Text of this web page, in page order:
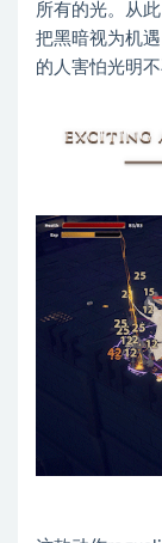
所有的光。从
把黑暗视为机
的人害怕光明不